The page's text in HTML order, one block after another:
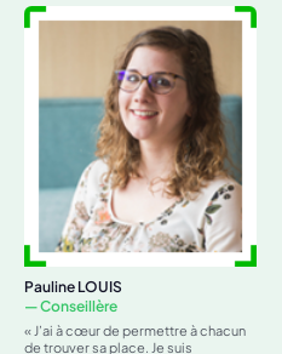
Pauline LOUIS
— Conseillère
« J’ai à cœur de permettre à chacun
de trouver sa place. Je suis